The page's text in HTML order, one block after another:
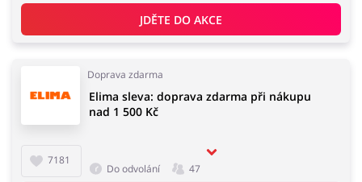
JDĚTE DO AKCE
Doprava zdarma
7181
Elima sleva: doprava zdarma při nákupu
nad 1 500 Kč
Do odvolání 47